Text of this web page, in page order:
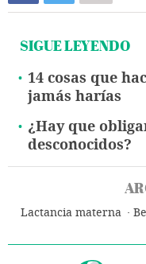
SIGUE LEYENDO
14 cosas que
jamás harías
¿Hay que
desconocidos?
Lactancia materna